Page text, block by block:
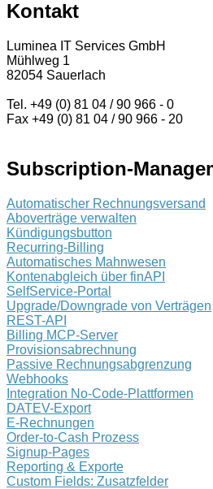
Kontakt
Luminea IT Services GmbH
Mühlweg 1
82054 Sauerlach
Tel. +49 (0) 81 04 / 90 966 - 0
Fax +49 (0) 81 04 / 90 966 - 20
Subscription-
Automatischer Rechnungsversand
Aboverträge verwalten
Kündigungsbutton
Recurring-Billing
Automatisches Mahnwesen
Kontenabgleich über finAPI
SelfService-Portal
Upgrade/Downgrade von Verträgen
REST-API
Billing MCP-Server
Provisionsabrechnung
Passive Rechnungsabgrenzung
Webhooks
Integration No-Code-Plattformen
DATEV-Export
E-Rechnungen
Order-to-Cash Prozess
Signup-Pages
Reporting & Exporte
Custom Fields: Zusatzfelder